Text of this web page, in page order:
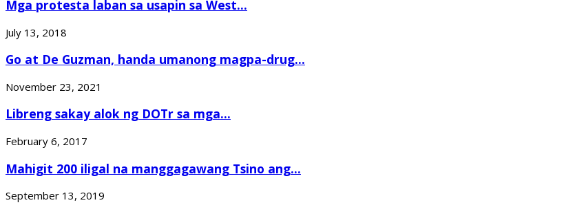
Mga protesta laban sa usapin sa West...
July 13, 2018
Go at De Guzman, handa umanong magpa-drug...
November 23, 2021
Libreng sakay alok ng DOTr sa mga...
February 6, 2017
Mahigit 200 iligal na manggagawang Tsino ang...
September 13, 2019